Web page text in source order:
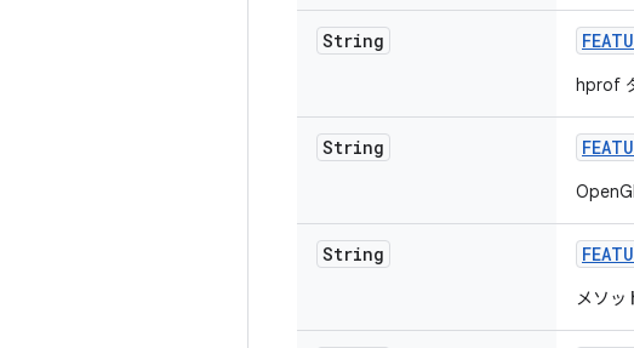
String
hprof
String
String
メソッ